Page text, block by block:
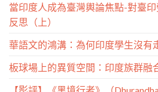
當印度人成為臺灣輿論焦點-對臺
反思（上）
華語文的鴻溝：為何印度學生沒有
板球場上的異質空間：印度族群融
【影評】《黑境行者》（